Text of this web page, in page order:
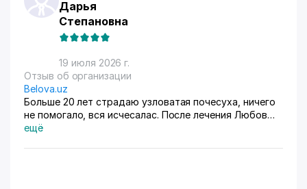
Дарья
Степановна
19 июля 2026 г.
Отзыв об организации
Belova.uz
Больше 20 лет страдаю узловатая почесуха, ничего
не помогало, вся исчесалас. После лечения Любов
Владимировны 90% болячек ушло, сейчас
ещё